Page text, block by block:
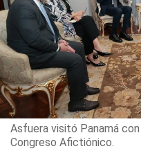
Asfuera visitó Panamá
Congreso Afictiónico.